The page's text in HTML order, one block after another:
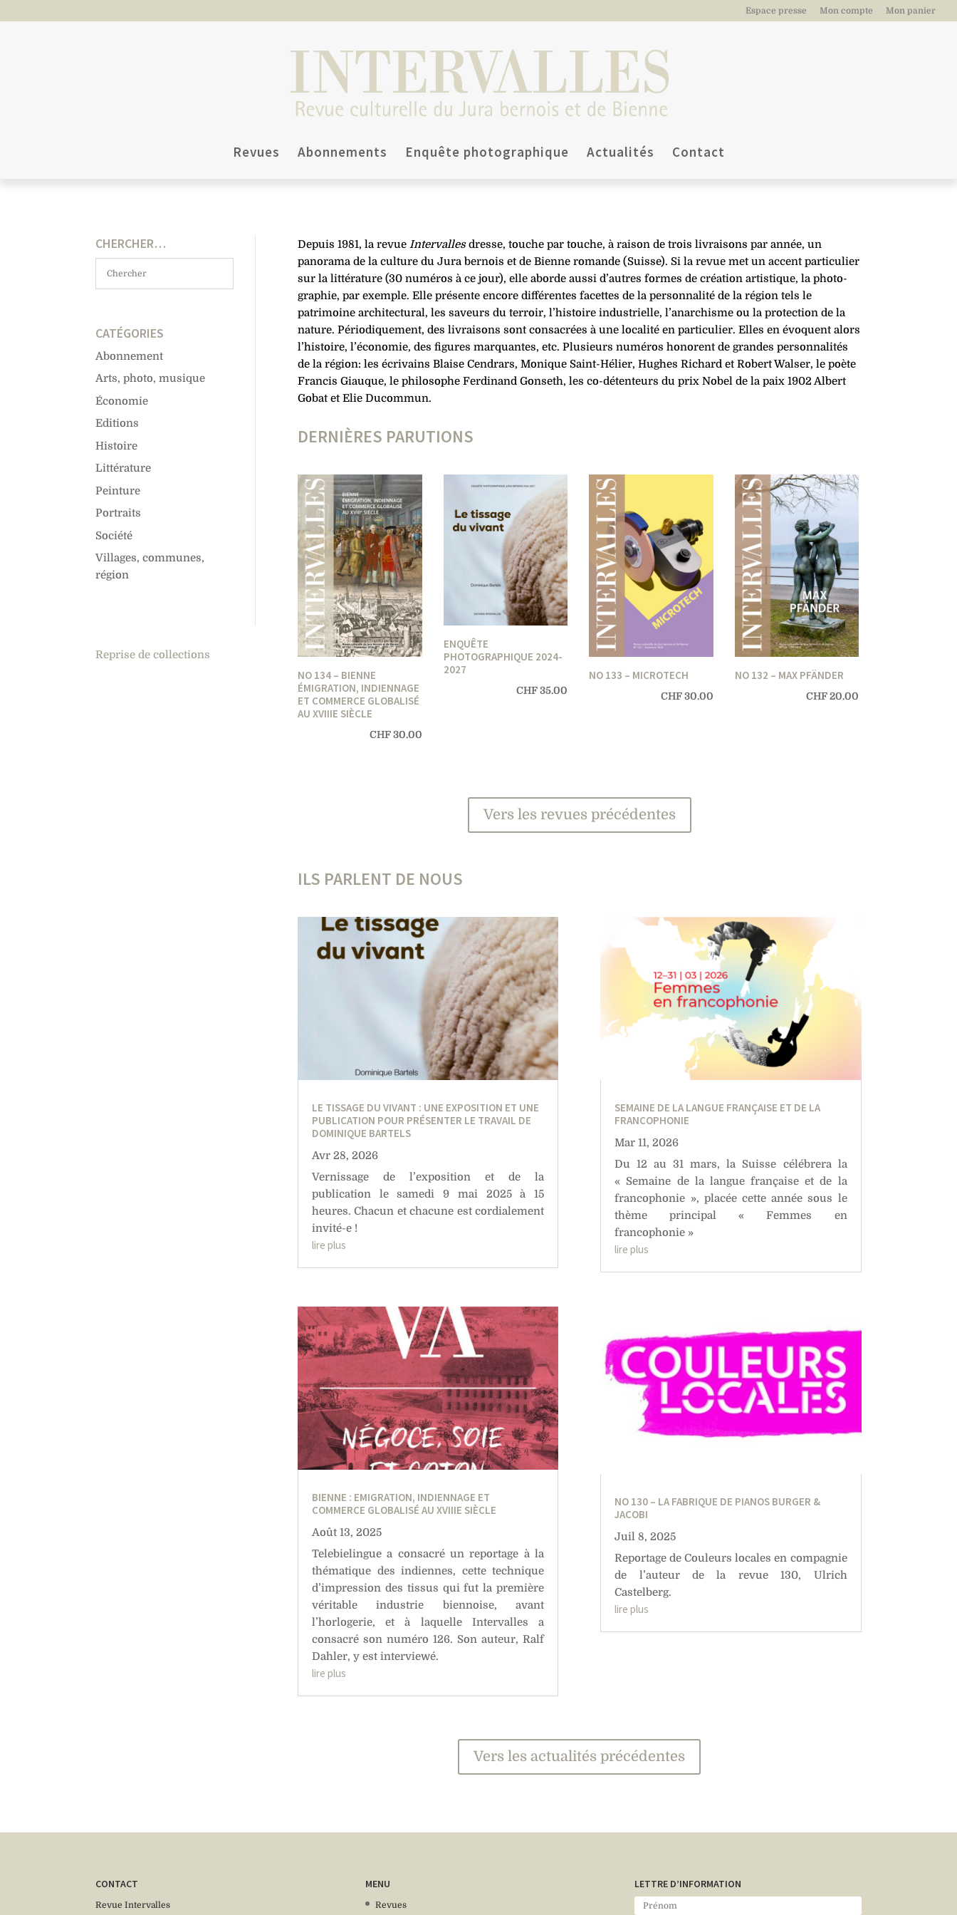
Espace presse Mon compte Mon panier
Revues Abonnements Enquête photographique Actualités Contact
CHERCHER…
CATÉGORIES
Abonnement
Arts, photo, musique
Économie
Editions
Histoire
Littérature
Peinture
Portraits
Société
Villages, communes,
région
Reprise de collections
Depuis 1981, la revue Intervallesdresse, touche par touche, à raison de trois livraisons par année, un
panorama de la culture du Jura bernois et de Bienne romande (Suisse). Si la revue met un accent particulier
sur la littérature (30 numéros à ce jour), elle aborde aussi d’autres formes de création artistique, la photo­
graphie, par exemple. Elle présente encore différentes facettes de la personnalité de la région tels le
patrimoine archi­tectu­ral, les saveurs du terroir, l’histoire indus­trielle, l’anarchisme ou la protection de la
nature. Pério­diquement, des livraisons sont consacrées à une localité en particulier. Elles en évoquent alors
l’histoire, l’économie, des figures marquantes, etc. Plusieurs numéros honorent de grandes person­nalités
de la région: les écrivains Blaise Cendrars, Monique Saint-Hélier, Hughes Richard et Robert Walser, le poète
Francis Giauque, le philo­sophe Ferdinand Gonseth, les co-détenteurs du prix Nobel de la paix 1902 Albert
Gobat et Elie Ducommun.
DERNIÈRES PARUTIONS
NO 134 – BIENNE
ÉMIGRATION, INDIENNAGE
ET COMMERCE GLOBALISÉ
AU XVIIIE SIÈCLE
CHF30.00
ENQUÊTE
PHOTOGRAPHIQUE 2024-
2027
CHF35.00
NO 133 – MICROTECH
CHF30.00
NO 132 – MAX PFÄNDER
CHF20.00
Vers les revues précédentes
ILS PARLENT DE NOUS
LE TISSAGE DU VIVANT : UNE EXPOSITION ET UNE
PUBLICATION POUR PRÉSENTER LE TRAVAIL DE
DOMINIQUE BARTELS
Avr 28, 2026
Vernissage de l’exposition et de la
publication le samedi 9 mai 2025 à 15
heures. Chacun et chacune est cordialement
invité-e !
lire plus
BIENNE : EMIGRATION, INDIENNAGE ET
COMMERCE GLOBALISÉ AU XVIIIE SIÈCLE
Août 13, 2025
Telebielingue a consacré un reportage à la
thématique des indiennes, cette technique
d’impression des tissus qui fut la première
véritable industrie biennoise, avant
l’horlogerie, et à laquelle Intervalles a
consacré son numéro 126. Son auteur, Ralf
Dahler, y est interviewé.
lire plus
SEMAINE DE LA LANGUE FRANÇAISE ET DE LA
FRANCOPHONIE
Mar 11, 2026
Du 12 au 31 mars, la Suisse célébrera la
« Semaine de la langue française et de la
francophonie », placée cette année sous le
thème principal « Femmes en
francophonie »
lire plus
NO 130 – LA FABRIQUE DE PIANOS BURGER &
JACOBI
Juil 8, 2025
Reportage de Couleurs locales en compagnie
de l’auteur de la revue 130, Ulrich
Castelberg.
lire plus
Vers les actualités précédentes
CONTACT
Revue Intervalles
MENU
Revues
LETTRE D’INFORMATION